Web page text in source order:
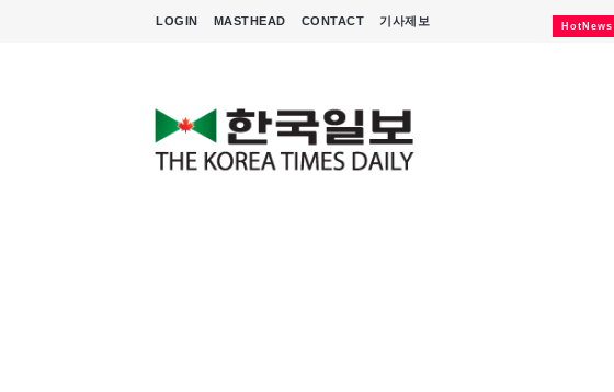
LOGIN MASTHEAD CONTACT 기사제보 HotNews